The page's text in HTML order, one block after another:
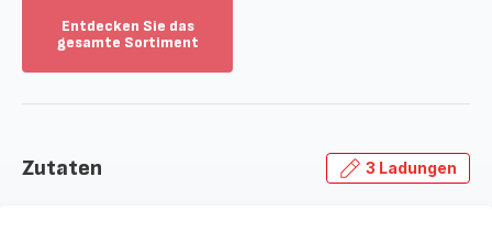
Entdecken Sie das
gesamte Sortiment
das
Zutaten 3 Ladungen